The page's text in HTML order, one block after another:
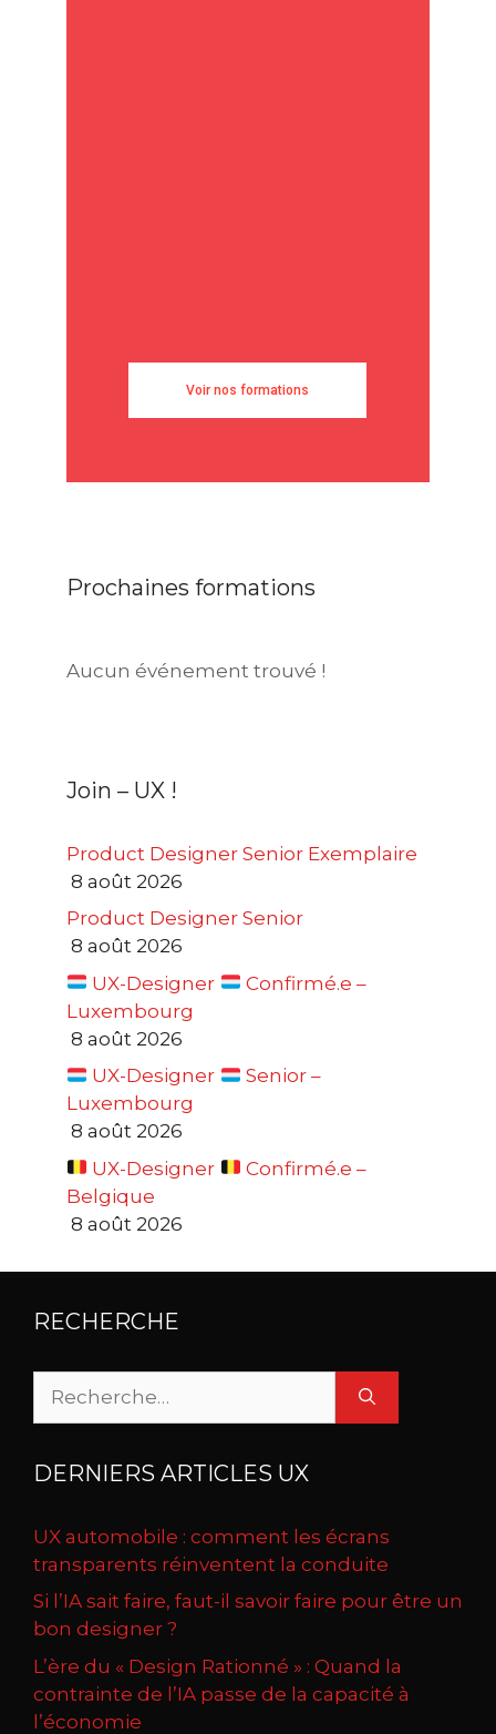
Voir nos formations
Prochaines formations
Aucun événement trouvé !
Join – UX !
Product Designer Senior Exemplaire
8 août 2026
Product Designer Senior
8 août 2026
UX-Designer
Confirmé.e –
Luxembourg
8 août 2026
UX-Designer
Senior –
Luxembourg
8 août 2026
UX-Designer
Confirmé.e –
Belgique
8 août 2026
RECHERCHE
DERNIERS ARTICLES UX
UX automobile : comment les écrans
transparents réinventent la conduite
Si l’IA sait faire, faut-il savoir faire pour être un
bon designer ?
L’ère du « Design Rationné » : Quand la
contrainte de l’IA passe de la capacité à
l’économie